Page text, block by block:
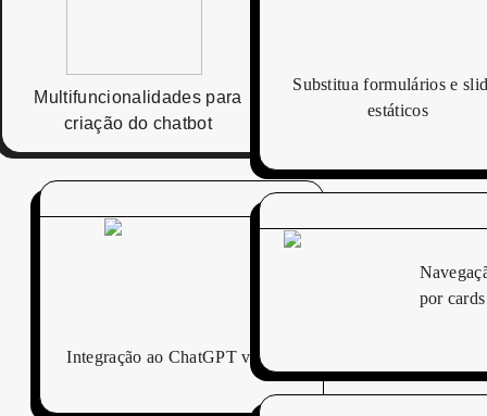
Multifuncionalidades para
criação do chatbot
Integração ao ChatGPT via API
Substitua formulários e
estáticos
por cards